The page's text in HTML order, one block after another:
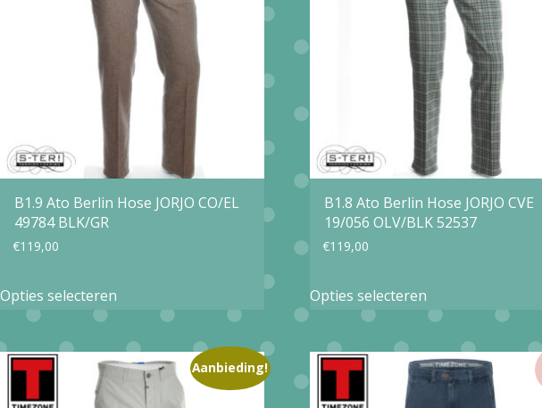
kan
gekozen
worden
op
de
productpagina
kan
gekozen
worden
op
de
productpagina
B1.9 Ato Berlin Hose JORJO CO/EL
49784 BLK/GR
€119,00
Opties selecteren
product
heeft
meerdere
variaties.
B1.8 Ato Berlin Hose JORJO CVE
19/056 OLV/BLK 52537
€119,00
Opties selecteren
product
meerdere
Aanbieding!